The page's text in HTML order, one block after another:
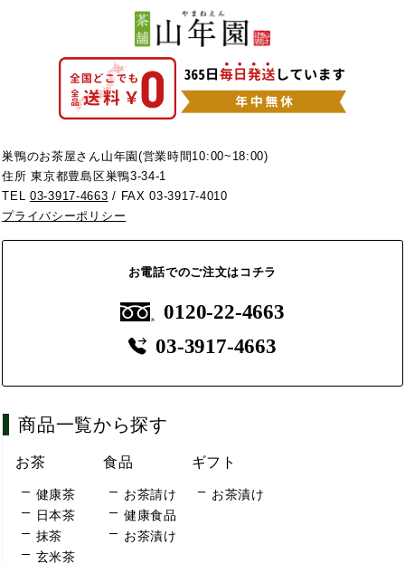
巣鴨のお茶屋さん山年園(営業時間10:00~18:00)
住所 東京都豊島区巣鴨3-34-1
TEL03-3917-4663 / FAX 03-3917-4010
プライバシーポリシー
お電話でのご注文はコチラ
0120-22-4663
03-3917-4663
商品一覧から探す
お茶
健康茶
日本茶
抹茶
玄米茶
食品
お茶請け
健康食品
お茶漬け
ギフト
お茶漬け